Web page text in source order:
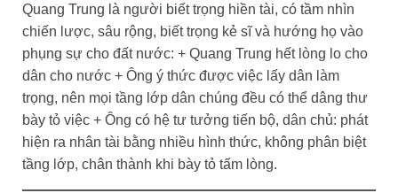
Quang Trung là người biết trọng hiền tài, có tầm nhìn
chiến lược, sâu rộng, biết trọng kẻ sĩ và hướng họ vào
phụng sự cho đất nước: + Quang Trung hết lòng lo cho
dân cho nước + Ông ý thức được việc lấy dân làm
trọng, nên mọi tầng lớp dân chúng đều có thể dâng thư
bày tỏ việc + Ông có hệ tư tưởng tiến bộ, dân chủ: phát
hiện ra nhân tài bằng nhiều hình thức, không phân biệt
tầng lớp, chân thành khi bày tỏ tấm lòng.